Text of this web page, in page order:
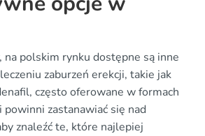
na polskim rynku dostępne są inne
zaburzeń erekcji, takie jak
często oferowane w formach
powinni zastanawiać się nad
znaleźć te, które najlepiej